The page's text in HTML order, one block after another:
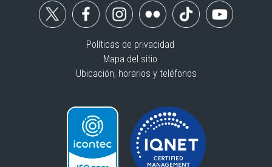
Políticas de privacidad
Mapa del sitio
Ubicación, horarios y teléfonos